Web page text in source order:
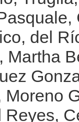
,
, del
Martha
Moreno
Reyes,